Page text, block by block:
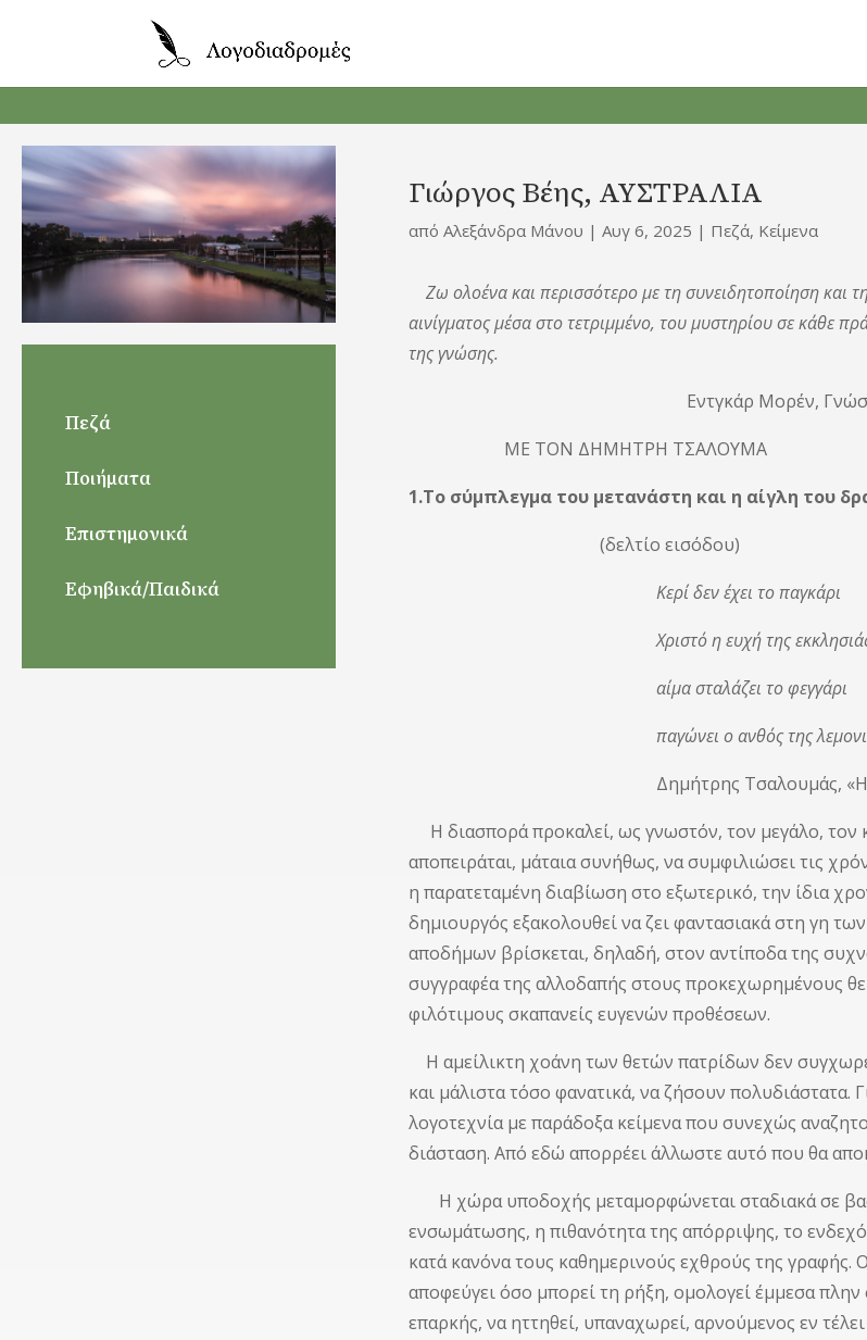
Πεζά
Ποιήματα
Επιστημονικά
Εφηβικά/Παιδικά
Γιώργος Βέης, ΑΥΣΤΡΑΛΙΑ
απόΑλεξάνδρα Μάνου |Αυγ 6, 2025 | Πεζά, Κείμενα
Ζω ολοένα και περισσότερο με τη συνειδητοποίηση
αινίγματος μέσα στο τετριμμένο, του μυστηρίου σε κάθε
της γνώσης.
Εντγκάρ Μορέν, Γνώση
ΜΕ ΤΟΝ ΔΗΜΗΤΡΗ ΤΣΑΛΟΥΜΑ
1.Το σύμπλεγμα του μετανάστη και η αίγλη του
(δελτίο εισόδου)
Κερί δεν έχει το παγκάρι
Χριστό η ευχή της
αίμα σταλάζει το φεγγάρι
παγώνει ο ανθός της
Δημήτρης Τσαλουμάς, «Η
Η διασπορά προκαλεί, ως γνωστόν, τον μεγάλο, τον
αποπειράται, μάταια συνήθως, να συμφιλιώσει τις
η παρατεταμένη διαβίωση στο εξωτερικό, την ίδια
δημιουργός εξακολουθεί να ζει φαντασιακά στη γη
αποδήμων βρίσκεται, δηλαδή, στον αντίποδα της
συγγραφέα της αλλοδαπής στους προκεχωρημένους
φιλότιμους σκαπανείς ευγενών προθέσεων.
Η αμείλικτη χοάνη των θετών πατρίδων δεν
και μάλιστα τόσο φανατικά, να ζήσουν πολυδιάστατα.
λογοτεχνία με παράδοξα κείμενα που συνεχώς
διάσταση. Από εδώ απορρέει άλλωστε αυτό που θα
Η χώρα υποδοχής μεταμορφώνεται σταδιακά σε
ενσωμάτωσης, η πιθανότητα της απόρριψης, το
κατά κανόνα τους καθημερινούς εχθρούς της
αποφεύγει όσο μπορεί τη ρήξη, ομολογεί έμμεσα πλην
επαρκής, να ηττηθεί, υπαναχωρεί, αρνούμενος εν